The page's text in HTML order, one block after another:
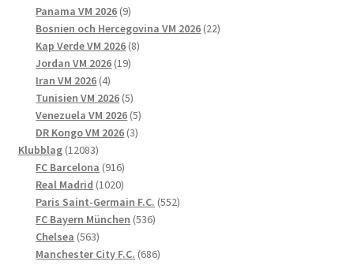
produkter
Panama VM 2026 99
produkter
Bosnien och Hercegovina VM 2026 2222
Kap Verde VM 2026 88
Jordan VM 2026 1919
Iran VM 2026 44
produkter
Tunisien VM 2026 55
produkter
Venezuela VM 2026 55
DR Kongo VM 2026 33
Klubblag 1208312083
produkter
FC Barcelona 916916
produkter
Real Madrid 10201020
produkter
Paris Saint-Germain F.C. 552552
FC Bayern München 536536
Chelsea 563563
produkter
Manchester City F.C. 686686